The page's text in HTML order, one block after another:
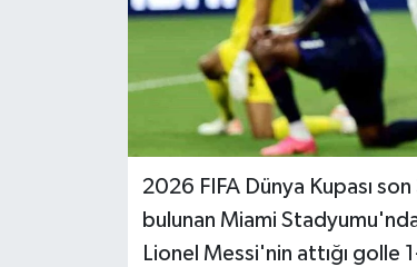
2026 FIFA Dünya Kupası
bulunan Miami
Lionel Messi'nin attığı golle
Sürmanşet